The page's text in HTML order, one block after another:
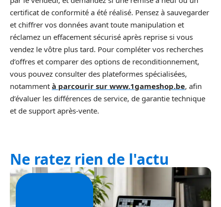
certificat de conformité a été réalisé. Pensez à sauvegarder
et chiffrer vos données avant toute manipulation et
réclamez un effacement sécurisé après reprise si vous
vendez le vôtre plus tard. Pour compléter vos recherches
d’offres et comparer des options de reconditionnement,
vous pouvez consulter des plateformes spécialisées,
notamment à parcourir sur www.1gameshop.be, afin
d’évaluer les différences de service, de garantie technique
et de support après‑vente.
Ne ratez rien de l'actu